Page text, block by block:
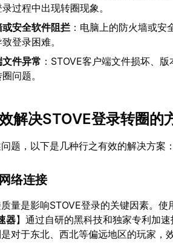
过程中出现转圈现象。
或安全软件阻拦 ：电脑上的防火墙或安
登录困难。
件异常 ：STOVE客户端文件损坏、
问题。
解决STOVE登录转圈的
题，以下是几种行之有效的解决方案：
络连接
量是影响STOVE登录的关键因素。使
器】通过自研的黑科技和独家专利加
对于东北、西北等偏远地区的玩家，